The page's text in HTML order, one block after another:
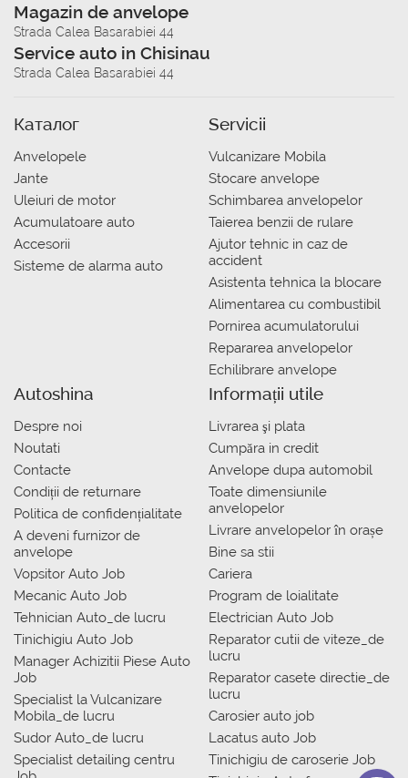
Magazin de anvelope
Strada Calea Basarabiei 44
Service auto in Chisinau
Strada Calea Basarabiei 44
Каталог
Anvelopele
Jante
Uleiuri de motor
Acumulatoare auto
Accesorii
Sisteme de alarma auto
Servicii
Vulcanizare Mobila
Stocare anvelope
Schimbarea anvelopelor
Taierea benzii de rulare
Ajutor tehnic in caz de
accident
Asistenta tehnica la blocare
Alimentarea cu combustibil
Pornirea acumulatorului
Repararea anvelopelor
Echilibrare anvelope
Autoshina
Despre noi
Noutati
Contacte
Condiții de returnare
Politica de confidențialitate
A deveni furnizor de
anvelope
Vopsitor Auto Job
Mecanic Auto Job
Tehnician Auto_de lucru
Tinichigiu Auto Job
Manager Achizitii Piese Auto
Job
Specialist la Vulcanizare
Mobila_de lucru
Sudor Auto_de lucru
Specialist detailing centru
Informații utile
Livrarea şi plata
Сumpăra in credit
Anvelope dupa automobil
Toate dimensiunile
anvelopelor
Livrare anvelopelor în orașe
Bine sa stii
Cariera
Program de loialitate
Electrician Auto Job
Reparator cutii de viteze_de
lucru
Reparator casete directie_de
lucru
Carosier auto job
Lacatus auto Job
Tinichigiu de caroserie Job